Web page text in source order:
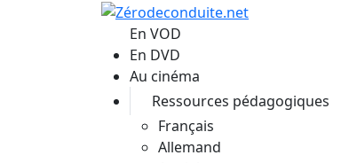
Aller au contenu principal
En VOD
En DVD
Au cinéma
Ressources pédagogiques
Français
Allemand